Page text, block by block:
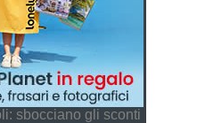
sbocciano gli sconti